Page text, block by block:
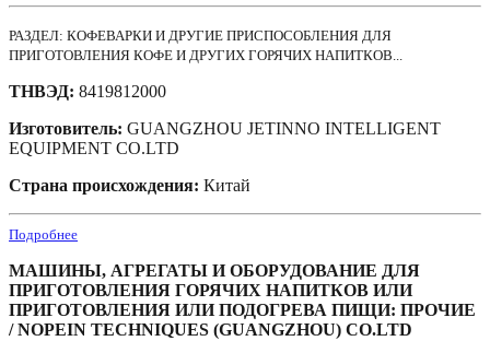
РАЗДЕЛ: КОФЕВАРКИ И ДРУГИЕ ПРИСПОСОБЛЕНИЯ ДЛЯ
ПРИГОТОВЛЕНИЯ КОФЕ И ДРУГИХ ГОРЯЧИХ НАПИТКОВ...
ТНВЭД: 8419812000
Изготовитель: GUANGZHOU JETINNO INTELLIGENT
EQUIPMENT CO.LTD
Страна происхождения: Китай
Подробнее
МАШИНЫ, АГРЕГАТЫ И ОБОРУДОВАНИЕ ДЛЯ
ПРИГОТОВЛЕНИЯ ГОРЯЧИХ НАПИТКОВ ИЛИ
ПРИГОТОВЛЕНИЯ ИЛИ ПОДОГРЕВА ПИЩИ: ПРОЧИЕ
/ NOPEIN TECHNIQUES (GUANGZHOU) CO.LTD